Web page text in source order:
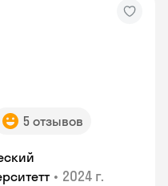
5 отзывов
• 2024 г.